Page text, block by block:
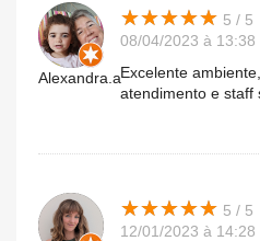
Alexandra.a
★★★★★
★★★★★ 5 / 5
08/04/2023 à 13:38
Excelente
atendimento e staff
★★★★★
★★★★★ 5 / 5
12/01/2023 à 14:28